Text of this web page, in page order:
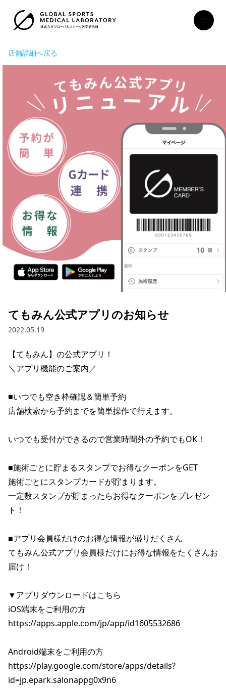
店舗詳細へ戻る
てもみん公式アプリのお知らせ
2022.05.19
【てもみん】の公式アプリ！
＼アプリ機能のご案内／
■いつでも空き枠確認＆簡単予約
店舗検索から予約までを簡単操作で行えます。
いつでも受付ができるので営業時間外の予約でもOK！
■施術ごとに貯まるスタンプでお得なクーポンをGET
施術ごとにスタンプカードが貯まります。
一定数スタンプが貯まったらお得なクーポンをプレゼン
ト！
■アプリ会員様だけのお得な情報が盛りだくさん
てもみん公式アプリ会員様だけにお得な情報をたくさんお
届け！
▼アプリダウンロードはこちら
iOS端末をご利用の方
https://apps.apple.com/jp/app/id1605532686
Android端末をご利用の方
https://play.google.com/store/apps/details?
id=jp.epark.salonappg0x9n6